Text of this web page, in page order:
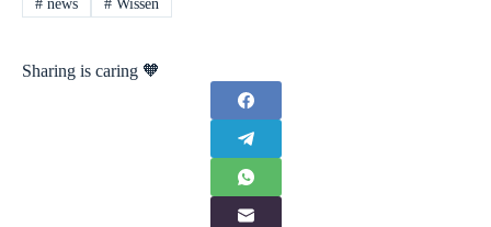
#news #Wissen
Sharing is caring 🧡